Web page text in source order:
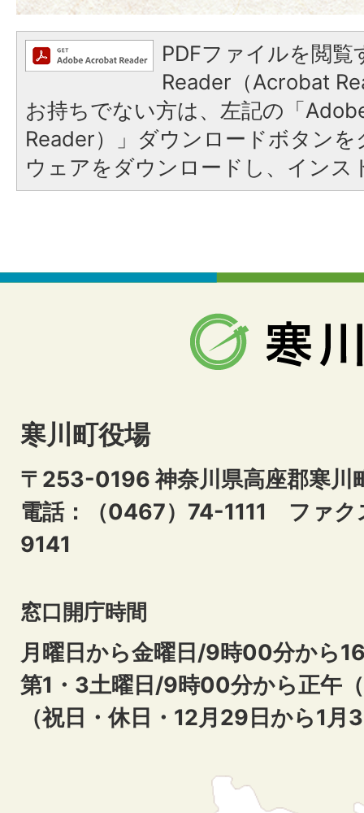
PDFファイルを閲
Reader（Acrobat
お持ちでない方は、左記の「
Reader）」ダウンロードボタン
ウェアをダウンロードし、インス
寒川町役場
〒253-0196 神奈川県高座郡寒川
電話：（0467）74-1111 ファ
9141
窓口開庁時間
月曜日から金曜日/9時00分から
第1・3土曜日/9時00分から正午
（祝日・休日・12月29日から1月